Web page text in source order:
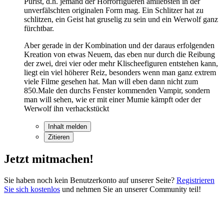
unverfälschten originalen Form mag. Ein Schlitzer hat zu
schlitzen, ein Geist hat gruselig zu sein und ein Werwolf ganz
fürchtbar.
Aber gerade in der Kombination und der daraus erfolgenden
Kreation von etwas Neuem, das eben nur durch die Reibung
der zwei, drei vier oder mehr Klischeefiguren entstehen kann,
liegt ein viel höherer Reiz, besonders wenn man ganz extrem
viele Filme gesehen hat. Man will eben dann nicht zum
850.Male den durchs Fenster kommenden Vampir, sondern
man will sehen, wie er mit einer Mumie kämpft oder der
Werwolf ihn verhackstückt
Inhalt melden
Zitieren
Jetzt mitmachen!
Sie haben noch kein Benutzerkonto auf unserer Seite? Registrieren
Sie sich kostenlos und nehmen Sie an unserer Community teil!